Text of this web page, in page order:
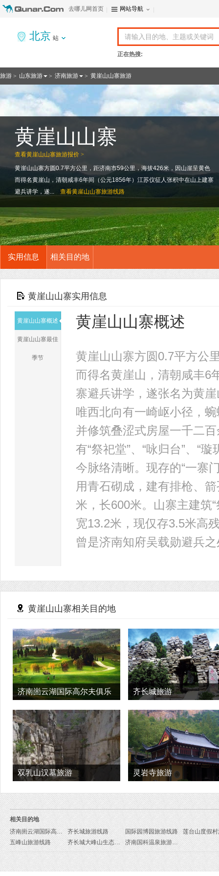
去哪儿网首页 网站导航
北京 站
正在热搜:
旅游 > 山东旅游 > 济南旅游 > 黄崖山山寨旅游
查看黄崖山山寨旅游报价 >
黄崖山山寨
黄崖山山寨方圆0.7平方公里，距济南市59公里，海拔426米，因山崖呈黄色
而得名黄崖山，清朝咸丰6年间（公元1856年）江苏仪征人张积中在山上建寨
避兵讲学，遂...
查看黄崖山山寨旅游线路
实用信息 相关目的地
黄崖山山寨实用信息
黄崖山山寨概述
黄崖山山寨最佳
季节
黄崖山山寨概述
黄崖山山寨方圆0.7平方公
而得名黄崖山，清朝咸丰6
寨避兵讲学，遂张名为黄
唯西北向有一崎岖小径，
并修筑叠涩式房屋一千二
有“祭祀堂”、“咏归台”、“
今脉络清晰。现存的“一寨
用青石砌成，建有排枪、
米，长600米。山寨主建筑
宽13.2米，现仅存3.5米高
曾是济南知府吴载勋避兵
黄崖山山寨相关目的地
济南崮云湖国际高尔夫俱乐
部旅游
齐长城旅游
双乳山汉墓旅游 灵岩寺旅游
相关目的地
济南崮云湖国际高尔夫俱乐部旅游线路
齐长城旅游线路
国际园博园旅游线路
五峰山旅游线路
齐长城大峰山生态旅游区旅游线路 济南国科温泉旅游线路